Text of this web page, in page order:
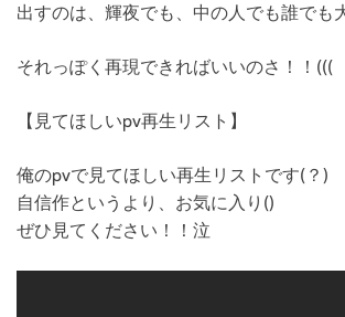
出すのは、輝夜でも、中の人でも誰でも
それっぽく再現できればいいのさ！！(((
【見てほしいpv再生リスト】
俺のpvで見てほしい再生リストです(？)
自信作というより、お気に入り()
ぜひ見てください！！泣